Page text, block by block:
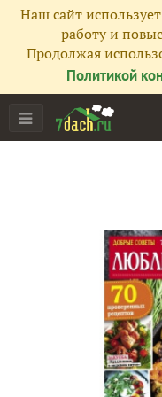
Наш сайт
работу и
Продолжая
Политикой
Все публикации
Сейчас обсуждают